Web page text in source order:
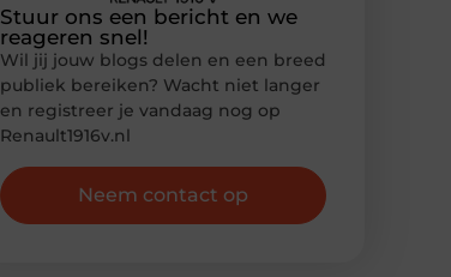
Stuur ons een bericht en we
reageren snel!
Wil jij jouw blogs delen en een breed
publiek bereiken? Wacht niet langer
en registreer je vandaag nog op
Renault1916v.nl
Neem contact op